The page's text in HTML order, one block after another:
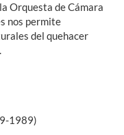
Orquesta de Cámara
nos permite
del quehacer
1989)